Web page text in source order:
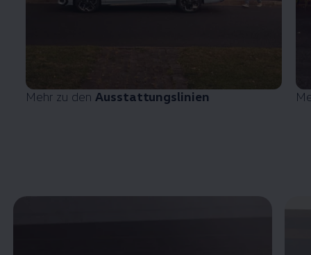
Mehr zu den Ausstattungslinien
Enable fullscreen mode